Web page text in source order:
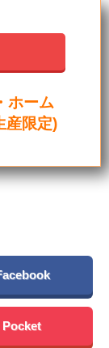
ホーム
産限定)
Pocket